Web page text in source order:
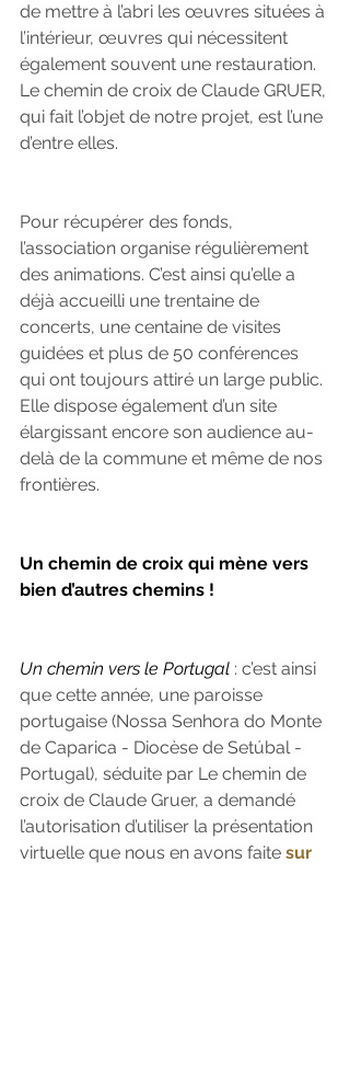
de mettre à l’abri les œuvres situées à
l’intérieur, œuvres qui nécessitent
également souvent une restauration.
Le chemin de croix de Claude GRUER,
qui fait l’objet de notre projet, est l’une
d’entre elles.
Pour récupérer des fonds,
l’association organise régulièrement
des animations. C’est ainsi qu’elle a
déjà accueilli une trentaine de
concerts, une centaine de visites
guidées et plus de 50 conférences
qui ont toujours attiré un large public.
Elle dispose également d’un site
élargissant encore son audience au-
delà de la commune et même de nos
frontières.
Un chemin de croix qui mène vers
bien d’autres chemins !
Un chemin vers le Portugal : c’est ainsi
que cette année, une paroisse
portugaise (Nossa Senhora do Monte
de Caparica - Diocèse de Setúbal -
Portugal), séduite par Le chemin de
croix de Claude Gruer, a demandé
l’autorisation d’utiliser la présentation
virtuelle que nous en avons faite sur